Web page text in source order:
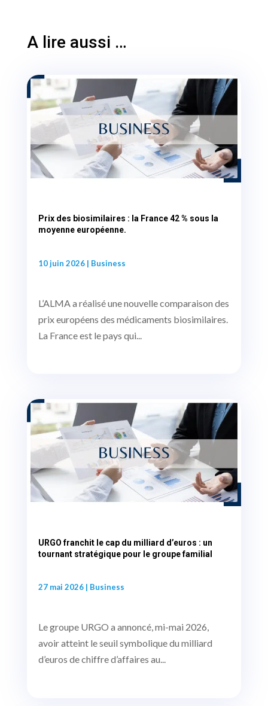
A lire aussi …
Prix des biosimilaires : la France 42 % sous la
moyenne européenne.
10 juin 2026| Business
L’ALMA a réalisé une nouvelle comparaison des
prix européens des médicaments biosimilaires.
La France est le pays qui...
URGO franchit le cap du milliard d’euros : un
tournant stratégique pour le groupe familial
27 mai 2026| Business
Le groupe URGO a annoncé, mi-mai 2026,
avoir atteint le seuil symbolique du milliard
d’euros de chiffre d’affaires au...